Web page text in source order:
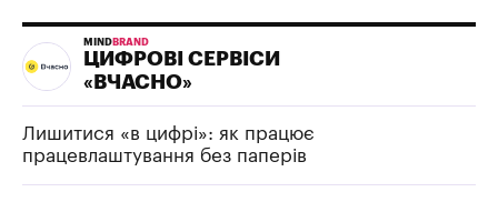
MIND BRAND
ЦИФРОВІ СЕРВІСИ
«ВЧАСНО»
Лишитися «в цифрі»: як працює
працевлаштування без паперів